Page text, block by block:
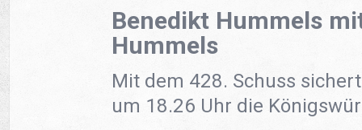
Benedikt Hummels
Hummels
Mit dem 428. Schuss
um 18.26 Uhr die